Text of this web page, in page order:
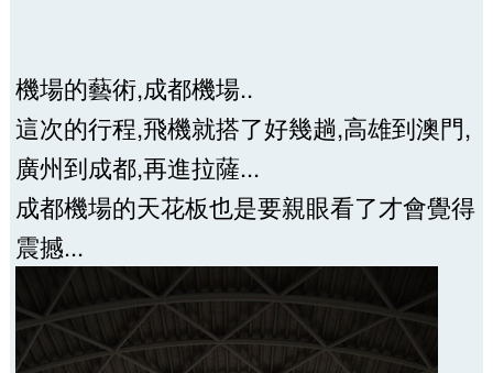
機場的藝術,成都機場..
這次的行程,飛機就搭了好幾趟,高雄到澳門,
廣州到成都,再進拉薩...
成都機場的天花板也是要親眼看了才會覺得
震撼...